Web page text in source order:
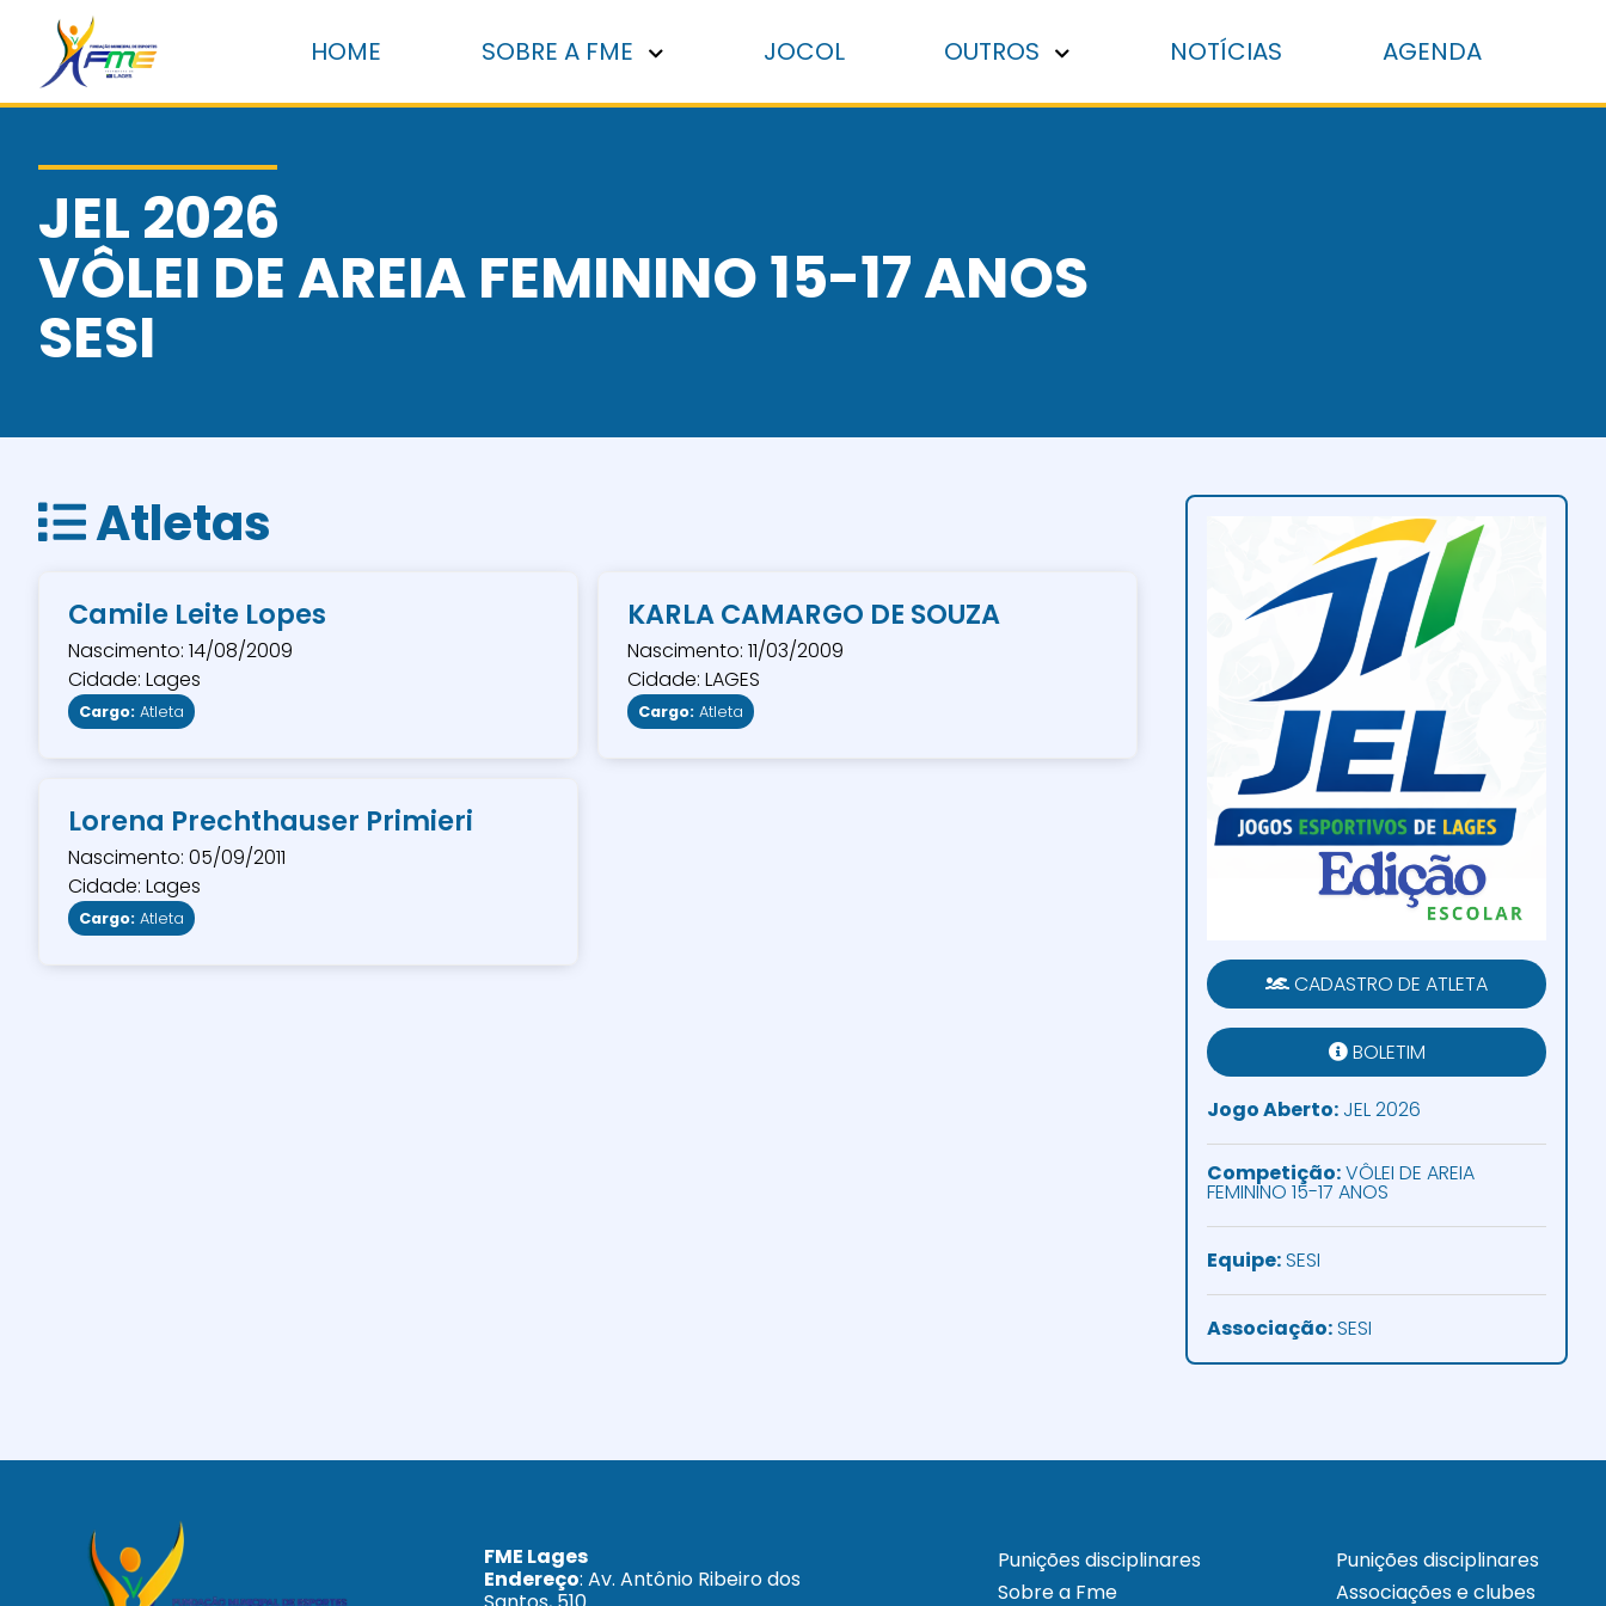
HOME SOBRE A FME JOCOL OUTROS NOTÍCIAS AGENDA
JEL 2026
VÔLEI DE AREIA FEMININO 15-17 ANOS
SESI
Atletas
Camile Leite Lopes
Nascimento: 14/08/2009
Cidade: Lages
Cargo: Atleta
KARLA CAMARGO DE SOUZA
Nascimento: 11/03/2009
Cidade: LAGES
Cargo: Atleta
Lorena Prechthauser Primieri
Nascimento: 05/09/2011
Cidade: Lages
Cargo: Atleta
CADASTRO DE ATLETA
BOLETIM
Jogo Aberto: JEL 2026
Competição:VÔLEI DE AREIA
FEMININO 15-17 ANOS
Equipe:SESI
Associação:SESI
FME Lages
Endereço: Av. Antônio Ribeiro dos
Punições disciplinares
Sobre a Fme
Punições disciplinares
Associações e clubes